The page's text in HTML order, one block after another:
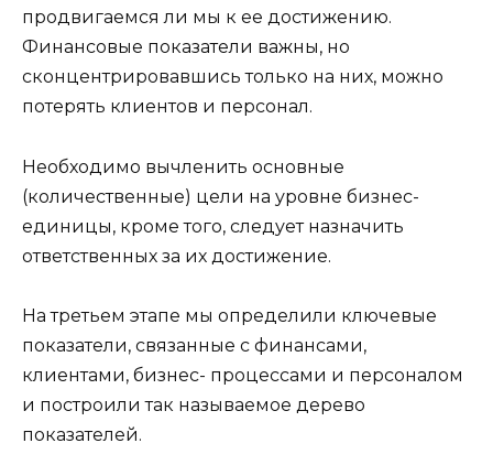
продвигаемся ли мы к ее достижению.
Финансовые показатели важны, но
сконцентрировавшись только на них, можно
потерять клиентов и персонал.
Необходимо вычленить основные
(количественные) цели на уровне бизнес-
единицы, кроме того, следует назначить
ответственных за их достижение.
На третьем этапе мы определили ключевые
показатели, связанные с финансами,
клиентами, бизнес- процессами и персоналом
и построили так называемое дерево
показателей.